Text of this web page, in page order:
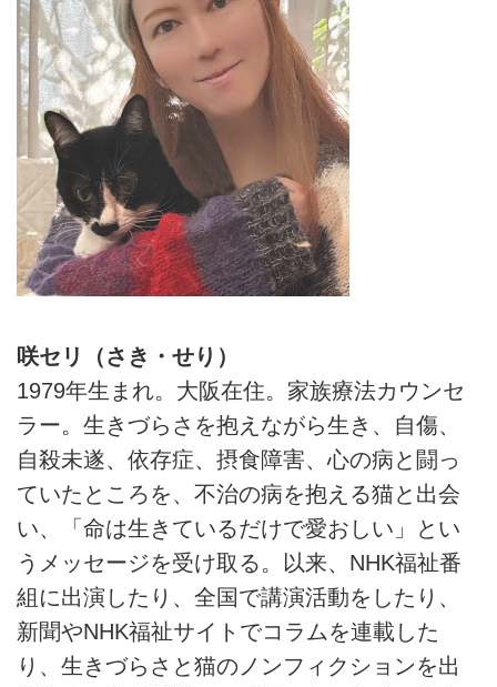
咲セリ（さき・せり）
1979年生まれ。大阪在住。家族療法カウンセ
ラー。生きづらさを抱えながら生き、自傷、
自殺未遂、依存症、摂食障害、心の病と闘っ
ていたところを、不治の病を抱える猫と出会
い、「命は生きているだけで愛おしい」とい
うメッセージを受け取る。以来、NHK福祉番
組に出演したり、全国で講演活動をしたり、
新聞やNHK福祉サイトでコラムを連載した
り、生きづらさと猫のノンフィクションを出